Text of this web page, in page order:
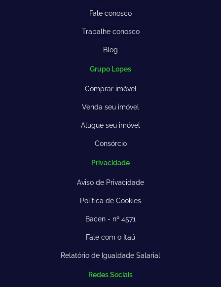
Fale conosco
Trabalhe conosco
Blog
Grupo Lopes
Comprar imóvel
Venda seu imóvel
Alugue seu imóvel
Consórcio
Privacidade
Aviso de Privacidade
Política de Cookies
Bacen - nº 4571
Fale com o Itaú
Relatório de Igualdade Salarial
Redes Sociais